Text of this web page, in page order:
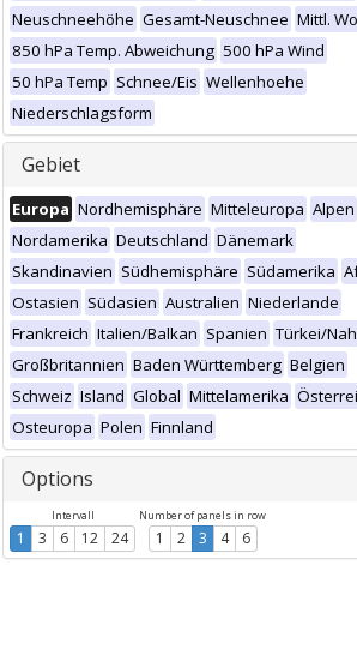
Neuschneehöhe Gesamt-Neuschnee Mittl.
850 hPa Temp. Abweichung 500 hPa Wind
50 hPa Temp Schnee/Eis Wellenhoehe
Niederschlagsform
Gebiet
Europa Nordhemisphäre Mitteleuropa Alpen
Nordamerika Deutschland Dänemark
Skandinavien Südhemisphäre Südamerika
Ostasien Südasien Australien Niederlande
Frankreich Italien/Balkan Spanien Türkei/
Großbritannien Baden Württemberg Belgien
Schweiz Island Global Mittelamerika
Osteuropa Polen Finnland
Options
Intervall
1 3 6 12 24
Number of panels in row
1 2 3 4 6